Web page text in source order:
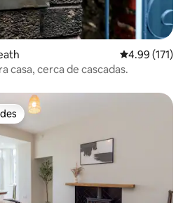
Calificación
4.99 (171)
casa, cerca de cascadas.